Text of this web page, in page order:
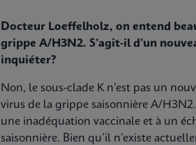
Docteur Loeffelholz, on entend
grippe A/H3N2. S’agit-il d’un
inquiéter?
Non, le sous-clade K n’est pas un
virus de la grippe saisonnière A/
une inadéquation vaccinale et à un
saisonnière. Bien qu’il n’existe